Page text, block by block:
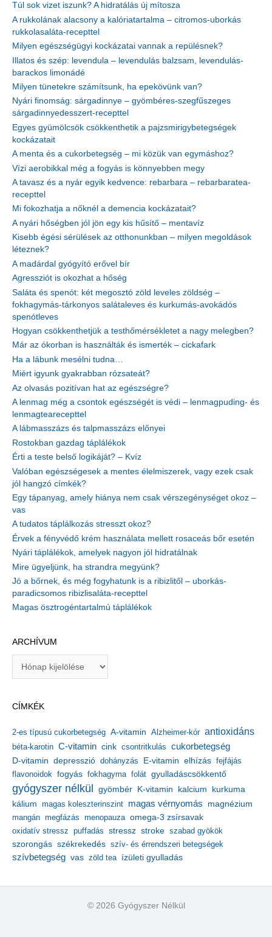
Túl sok vizet iszunk? A hidratálás új mítosza
A rukkolának alacsony a kalóriatartalma – citromos-uborkás
rukkolasaláta-recepttel
Milyen egészségügyi kockázatai vannak a repülésnek?
Illatos és szép: levendula – levendulás balzsam, levendulás-
barackos limonádé
Milyen tünetekre számítsunk, ha epekövünk van?
Nyári finomság: sárgadinnye – gyömbéres-szegfűszeges
sárgadinnyedesszert-recepttel
Egyes gyümölcsök csökkenthetik a pajzsmirigybetegségek
kockázatait
A menta és a cukorbetegség – mi közük van egymáshoz?
Vízi aerobikkal még a fogyás is könnyebben megy
A tavasz és a nyár egyik kedvence: rebarbara – rebarbaratea-
recepttel
Mi fokozhatja a nőknél a demencia kockázatait?
A nyári hőségben jól jön egy kis hűsítő – mentavíz
Kisebb égési sérülések az otthonunkban – milyen megoldások
léteznek?
A madárdal gyógyító erővel bír
Agressziót is okozhat a hőség
Saláta és spenót: két megosztó zöld leveles zöldség –
fokhagymás-tárkonyos salátaleves és kurkumás-avokádós
spenótleves
Hogyan csökkenthetjük a testhőmérsékletet a nagy melegben?
Már az ókorban is használták és ismerték – cickafark
Ha a lábunk mesélni tudna…
Miért igyunk gyakrabban rózsateát?
Az olvasás pozitívan hat az egészségre?
A lenmag még a csontok egészségét is védi – lenmagpuding- és
lenmagtearecepttel
A lábmasszázs és talpmasszázs előnyei
Rostokban gazdag táplálékok
Érti a teste belső logikáját? – Kvíz
Valóban egészségesek a mentes élelmiszerek, vagy ezek csak
jól hangzó címkék?
Egy tápanyag, amely hiánya nem csak vérszegénységet okoz –
vas
A tudatos táplálkozás stresszt okoz?
Érvek a fényvédő krém használata mellett rosaceás bőr esetén
Nyári táplálékok, amelyek nagyon jól hidratálnak
Mire ügyeljünk, ha strandra megyünk?
Jó a bőrnek, és még fogyhatunk is a ribizlitől – uborkás-
paradicsomos ribizlisaláta-recepttel
Magas ösztrogéntartalmú táplálékok
ARCHÍVUM
í
u
m
CÍMKÉK
2-es típusú cukorbetegség A-vitamin Alzheimer-kór antioxidáns
béta-karotin C-vitamin cink csontritkulás cukorbetegség
D-vitamin depresszió dohányzás E-vitamin elhízás fejfájás
flavonoidok fogyás fokhagyma folát gyulladáscsökkentő
gyógyszer nélkül gyömbér K-vitamin kalcium kurkuma
kálium magas koleszterinszint magas vérnyomás magnézium
mangán megfázás menopauza omega-3 zsírsavak
oxidatív stressz puffadás stressz stroke szabad gyökök
szorongás székrekedés szív- és érrendszeri betegségek
szívbetegség vas zöld tea ízületi gyulladás
© 2026 Gyógyszer Nélkül